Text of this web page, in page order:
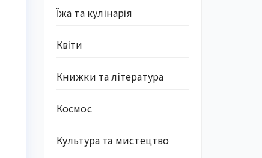
Їжа та кулінарія
Квіти
Книжки та література
Космос
Культура та мистецтво